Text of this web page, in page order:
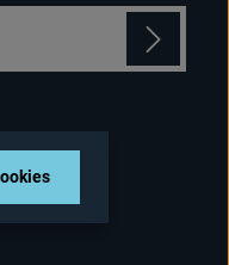
Continuer, vous
avez lu nos
la protection des
accepté nos